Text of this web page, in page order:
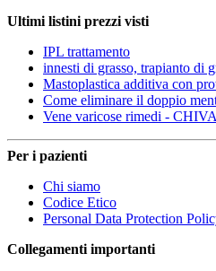
Ultimi listini prezzi visti
IPL trattamento
innesti di grasso, trapianto di
Mastoplastica additiva con
Come eliminare il doppio
Vene varicose rimedi - CHIVA
Per i pazienti
Chi siamo
Codice Etico
Personal Data Protection
Collegamenti importanti